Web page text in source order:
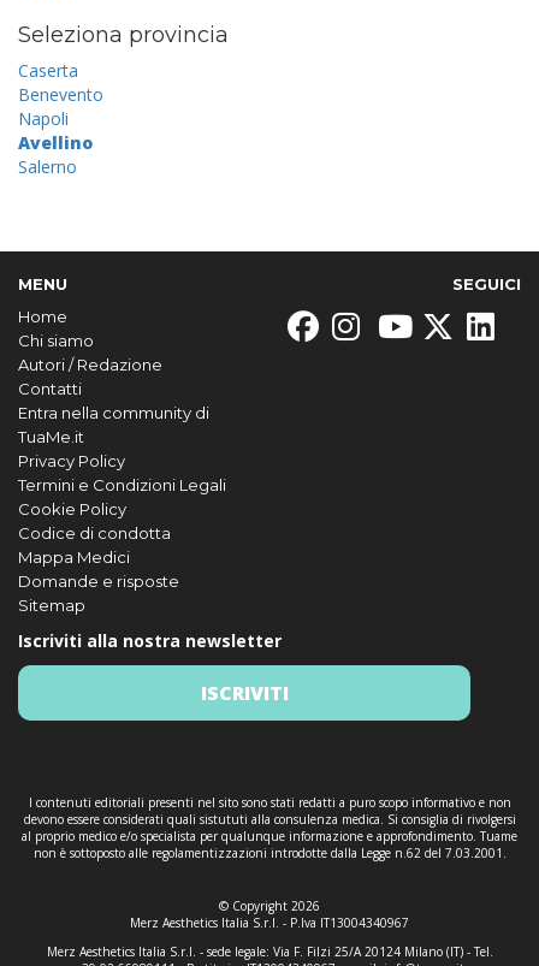
Seleziona provincia
Caserta
Benevento
Napoli
Avellino
Salerno
MENU
Home
Chi siamo
Autori / Redazione
Contatti
Entra nella community di
TuaMe.it
Privacy Policy
Termini e Condizioni Legali
Cookie Policy
Codice di condotta
Mappa Medici
Domande e risposte
Sitemap
SEGUICI
Iscriviti alla nostra newsletter
ISCRIVITI
I contenuti editoriali presenti nel sito sono stati redatti a puro scopo informativo e non
devono essere considerati quali sistututi alla consulenza medica. Si consiglia di rivolgersi
al proprio medico e/o specialista per qualunque informazione e approfondimento. Tuame
non è sottoposto alle regolamentizzazioni introdotte dalla Legge n.62 del 7.03.2001.
© Copyright 2026
Merz Aesthetics Italia S.r.l. - P.Iva IT13004340967
Merz Aesthetics Italia S.r.l. - sede legale: Via F. Filzi 25/A 20124 Milano (IT) - Tel.